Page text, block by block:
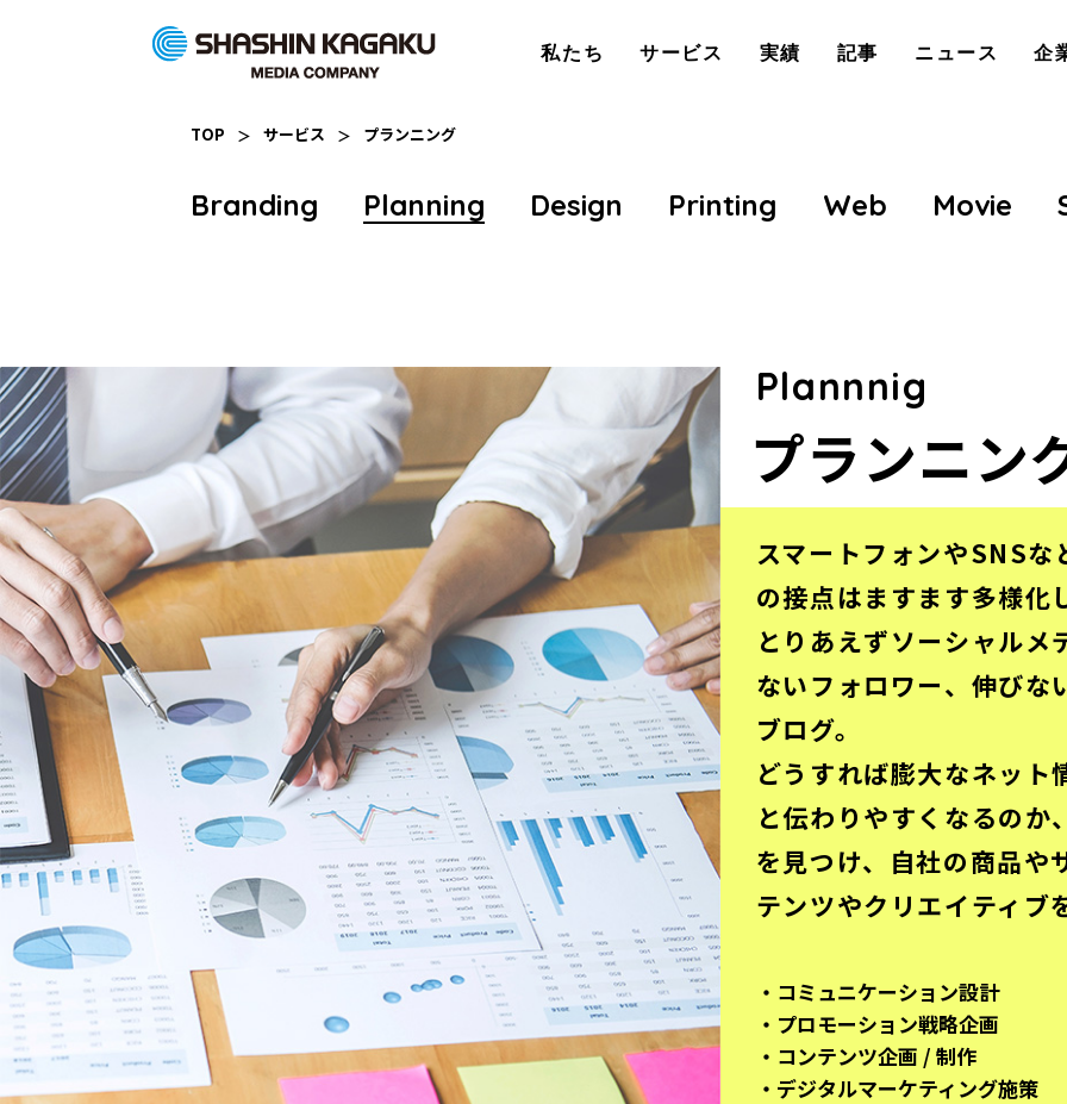
私たち サービス 実績 記事 ニュース 企
TOP サービス プランニング
Branding Planning Design Printing Web Movie
Plannnig
プランニン
スマートフォンやSNS
の接点はますます多様化
とりあえずソーシャル
ないフォロワー、伸びな
ブログ。
どうすれば膨大なネット
と伝わりやすくなるの
を見つけ、自社の商品や
テンツやクリエイティブ
コミュニケーション設計
プロモーション戦略企画
コンテンツ企画 / 制作
デジタルマーケティング施策